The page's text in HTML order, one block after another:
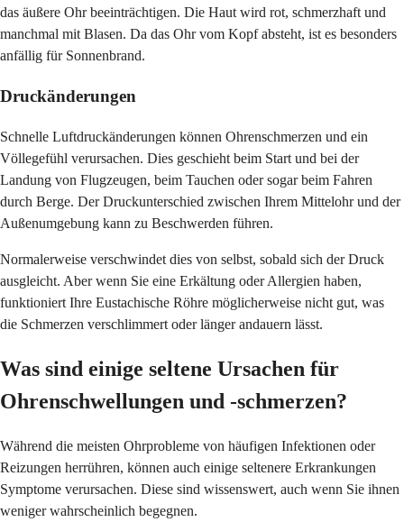
das äußere Ohr beeinträchtigen. Die Haut wird rot, schmerzhaft und
manchmal mit Blasen. Da das Ohr vom Kopf absteht, ist es besonders
anfällig für Sonnenbrand.
Druckänderungen
Schnelle Luftdruckänderungen können Ohrenschmerzen und ein
Völlegefühl verursachen. Dies geschieht beim Start und bei der
Landung von Flugzeugen, beim Tauchen oder sogar beim Fahren
durch Berge. Der Druckunterschied zwischen Ihrem Mittelohr und der
Außenumgebung kann zu Beschwerden führen.
Normalerweise verschwindet dies von selbst, sobald sich der Druck
ausgleicht. Aber wenn Sie eine Erkältung oder Allergien haben,
funktioniert Ihre Eustachische Röhre möglicherweise nicht gut, was
die Schmerzen verschlimmert oder länger andauern lässt.
Was sind einige seltene Ursachen für
Ohrenschwellungen und -schmerzen?
Während die meisten Ohrprobleme von häufigen Infektionen oder
Reizungen herrühren, können auch einige seltenere Erkrankungen
Symptome verursachen. Diese sind wissenswert, auch wenn Sie ihnen
weniger wahrscheinlich begegnen.